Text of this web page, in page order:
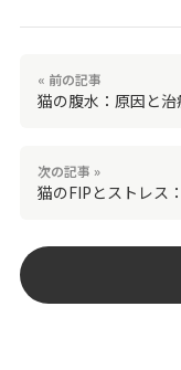
« 前の記事
猫の腹水：原因と
次の記事 »
猫のFIPとストレス